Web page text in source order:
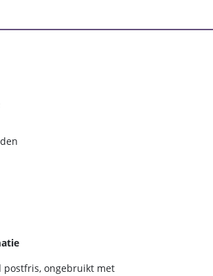
postfris, ongebruikt met